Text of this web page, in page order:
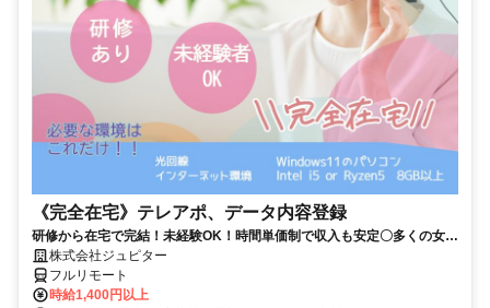
《完全在宅》テレアポ、データ内容登録
研修から在宅で完結！未経験OK！時間単価制で収入も安定〇多くの女性
の方が活躍中！隙間時間有効活用！
株式会社ジュピター
フルリモート
時給1,400円以上